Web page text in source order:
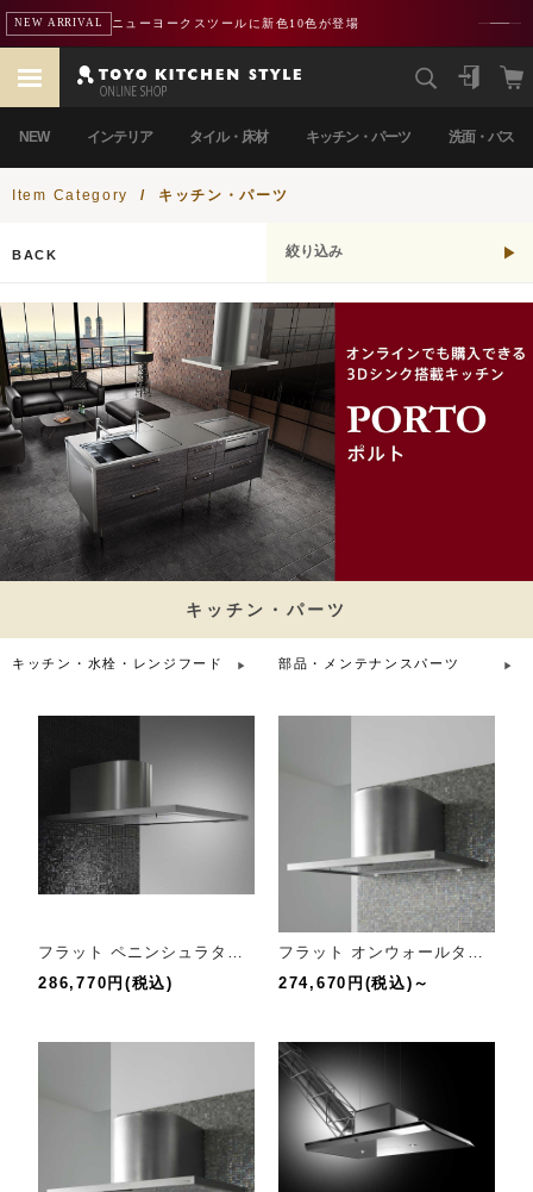
NEW ARRIVAL ニューヨークスツールに新色10色が登場
NEW インテリア タイル・床材 キッチン・パーツ 洗面・バス
Item Category / キッチン・パーツ
BACK 絞り込み
キッチン・パーツ
キッチン・水栓・レンジフード 部品・メンテナンスパーツ
286,770円(税込)
274,670円(税込)～